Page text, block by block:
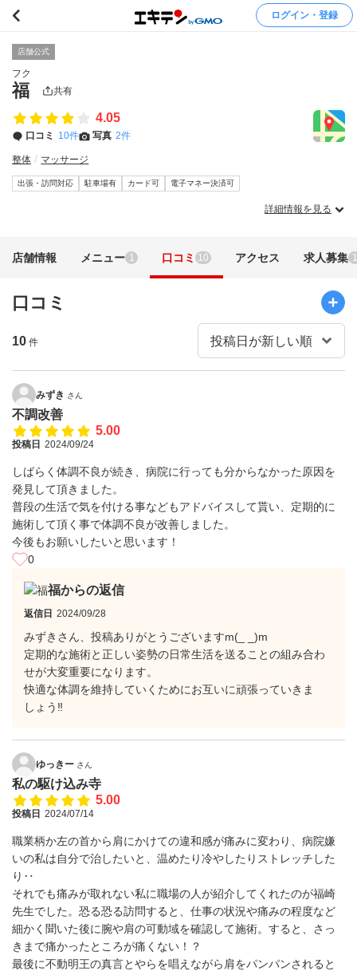
ログイン・登録
店舗公式
フク
福 共有
4.05
口コミ 10件 写真 2件
整体 マッサージ
出張・訪問対応 駐車場有 カード可 電子マネー決済可
詳細情報を見る
店舗情報 メニュー 1 口コミ 10 アクセス 求人募集 1
口コミ
10 件
みずき さん
不調改善
5.00
投稿日 2024/09/24
しばらく体調不良が続き、病院に行っても分からなかった原因を
発見して頂きました。
普段の生活で気を付ける事などもアドバイスして貰い、定期的に
施術して頂く事で体調不良が改善しました。
今後もお願いしたいと思います！
0
福からの返信
返信日 2024/09/28
みずきさん、投稿ありがとうございますm(_ _)m
定期的な施術と正しい姿勢の日常生活を送ることの組み合わ
せが大変重要になります。
快適な体調を維持していくためにお互いに頑張っていきま
しょう‼️
ゆっきー さん
私の駆け込み寺
5.00
投稿日 2024/07/14
職業柄か左の首から肩にかけての違和感が痛みに変わり、病院嫌
いの私は自分で治したいと、温めたり冷やしたりストレッチした
り‥
それでも痛みが取れない私に職場の人が紹介してくれたのが福崎
先生でした。恐る恐る訪問すると、仕事の状況や痛みの程度など
細かく聞いた後に腕や肩の可動域を確認して施術。すると、さっ
きまで痛かったところが痛くない！？
最後に不動明王の真言とやらを唱えながら肩をパンパンされると